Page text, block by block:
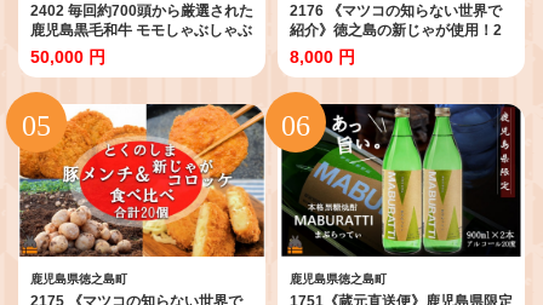
2402 毎回約700頭から厳選された
鹿児島黒毛和牛 モモしゃぶしゃぶ
1000g ( 厳選 プレミアム 高品質
鹿児島黒毛和牛 黒毛和牛 牛肉 赤
身 スライス すき焼き 鍋 徳之島 奄
美 鹿児島 ギフト お中元 お歳暮 ス
テーキ ご馳走 記念日 高島屋 )
50,000 円
2176 《マツコの知らない世界で
紹介》徳之島の新じゃが使用！2
種のコロッケ&徳之島の豚メンチ
カツ食べ比べ（15個）（ じゃが
いも 新じゃが 豚肉 たまねぎ 唐辛
子 ヤマシークニン おかず お弁当
おつまみ 肉汁 美味しい 簡単 料理
徳之島 奄美 鹿児島 冷凍食品 人気
オススメ 先行予約 ）
8,000 円
鹿児島県徳之島町
2175 《マツコの知らない世界で
鹿児島県徳之島町
1751《蔵元直送便》鹿児島県限定